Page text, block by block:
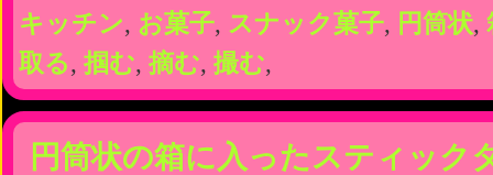
キッチン, お菓子, スナック菓子, 円筒状,
取る, 掴む, 摘む, 撮む,
円筒状の箱に入ったスティック